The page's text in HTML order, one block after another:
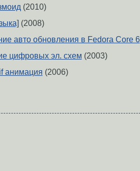
(2010)
(2008)
авто обновления в Fedora Core 6
цифровых эл. схем (2003)
анимация (2006)